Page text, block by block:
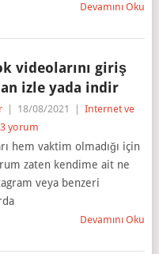
Devamını Oku
videolarını giriş
izle yada indir
18/08/2021
Internet ve
3 yorum
hem vaktim olmadığı için
zaten kendime ait ne
veya benzeri
Devamını Oku